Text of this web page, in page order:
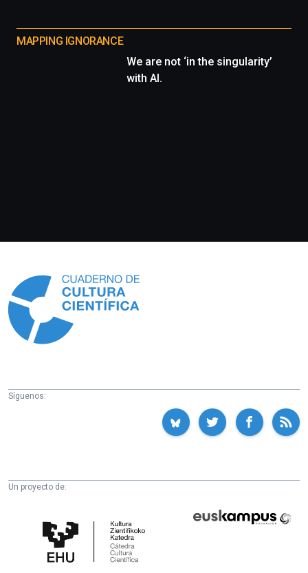
MAPPING IGNORANCE
We are not ‘in the singularity’
with AI.
Síguenos:
Un proyecto de:
Cultura
Científica
Fundazioa